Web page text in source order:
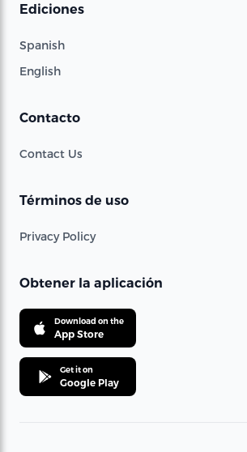
Ediciones
Spanish
English
Contacto
Contact Us
Términos de uso
Privacy Policy
Obtener la aplicación
Download on the
App Store
Get it on
Google Play